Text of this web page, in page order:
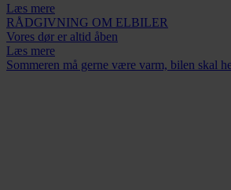
Læs mere
RÅDGIVNING OM ELBILER
Vores dør er altid åben
Læs mere
Sommeren må gerne være varm, bilen skal